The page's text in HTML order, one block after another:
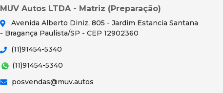
MUV Autos LTDA - Matriz (Preparação)
Avenida Alberto Diniz, 805 - Jardim Estancia Santana
- Bragança Paulista/SP - CEP 12902360
(11)91454-5340
(11)91454-5340
posvendas@muv.autos